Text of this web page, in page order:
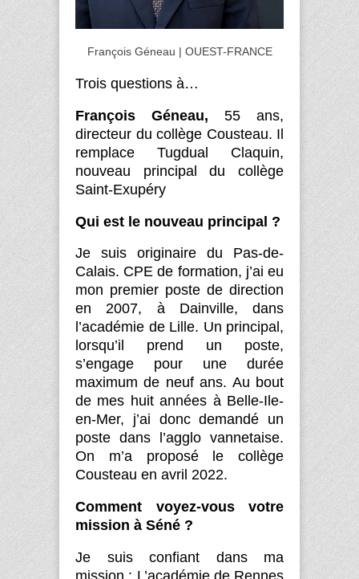
François Géneau | OUEST-FRANCE
Trois questions à…
François Géneau, 55 ans,
directeur du collège Cousteau. Il
remplace Tugdual Claquin,
nouveau principal du collège
Saint-Exupéry
Qui est le nouveau principal ?
Je suis originaire du Pas-de-
Calais. CPE de formation, j’ai eu
mon premier poste de direction
en 2007, à Dainville, dans
l’académie de Lille. Un principal,
lorsqu’il prend un poste,
s’engage pour une durée
maximum de neuf ans. Au bout
de mes huit années à Belle-Ile-
en-Mer, j’ai donc demandé un
poste dans l’agglo vannetaise.
On m’a proposé le collège
Cousteau en avril 2022.
Comment voyez-vous votre
mission à Séné ?
Je suis confiant dans ma
mission : L’académie de Rennes